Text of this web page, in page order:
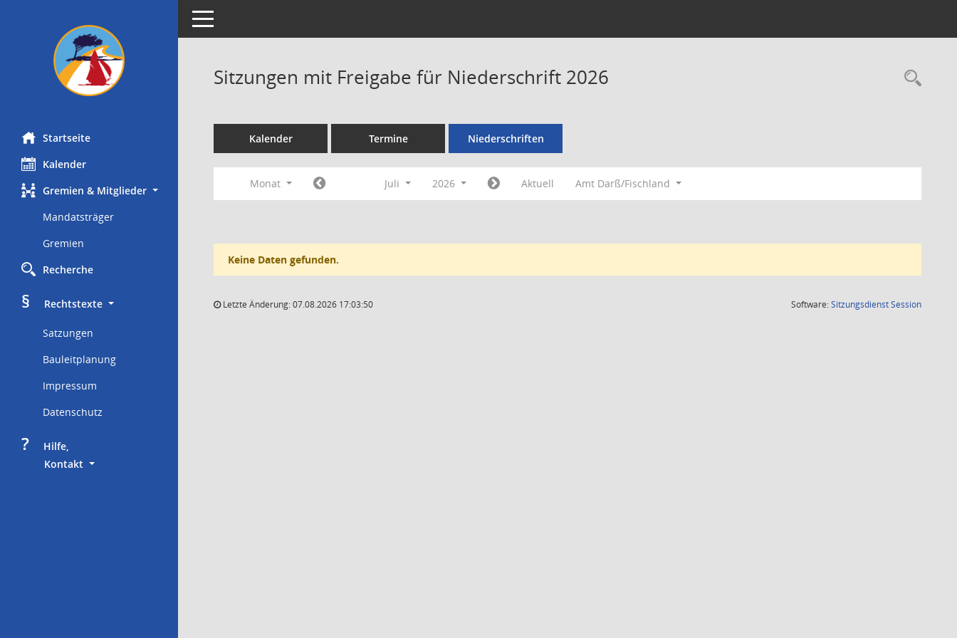
Startseite
Kalender
Gremien & Mitglieder
Mandatsträger
Gremien
Recherche
§
     Rechtstexte
Satzungen
Bauleitplanung
Impressum
Datenschutz
?
     Hilfe,
Kontakt
Toggle navigation
Sitzungen mit Freigabe für Niederschrift 2026
Kalender Termine Niederschriften
Monat Juli 2026 Aktuell Amt Darß/Fischland
Keine Daten gefunden.
Letzte Änderung: 07.08.2026 17:03:50 Software:SitzungsdienstSession(Wird in